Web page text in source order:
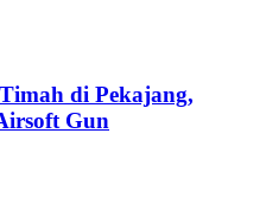
di Pekajang,
Gun